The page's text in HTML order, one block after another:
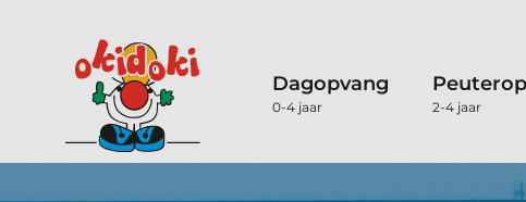
Dagopvang
0-4 jaar 2-4 jaar